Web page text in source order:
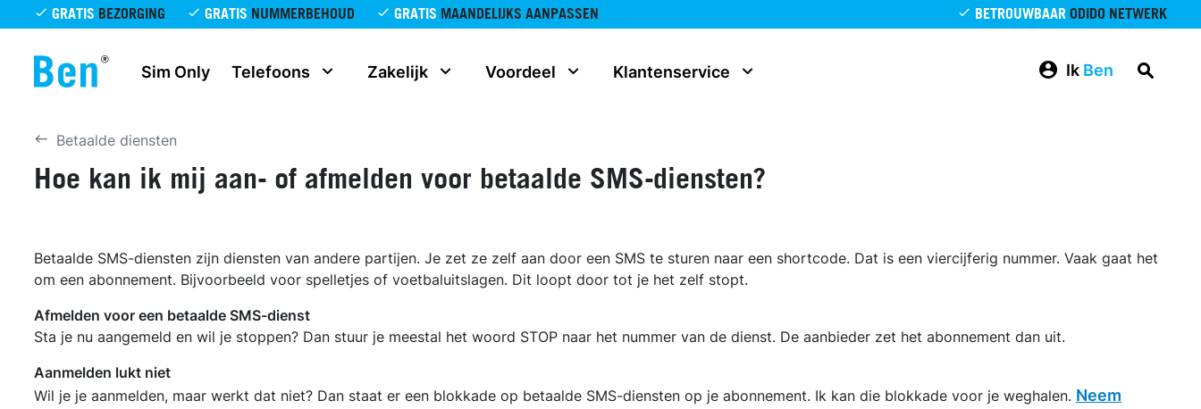
Overslaan en naar de inhoud gaan
GRATIS BEZORGING GRATIS NUMMERBEHOUD GRATIS MAANDELIJKS AANPASSEN BETROUWBAAR ODIDO NETWERK
Sim Only Telefoons Zakelijk Voordeel Klantenservice Ik Ben
Betaalde diensten
Hoe kan ik mij aan- of afmelden voor betaalde SMS-diensten?
Betaalde SMS-diensten zijn diensten van andere partijen. Je zet ze zelf aan door een SMS te sturen naar een shortcode. Dat is een viercijferig nummer. Vaak gaat het
om een abonnement. Bijvoorbeeld voor spelletjes of voetbaluitslagen. Dit loopt door tot je het zelf stopt.
Afmelden voor een betaalde SMS-dienst
Sta je nu aangemeld en wil je stoppen? Dan stuur je meestal het woord STOP naar het nummer van de dienst. De aanbieder zet het abonnement dan uit.
Aanmelden lukt niet
Wil je je aanmelden, maar werkt dat niet? Dan staat er een blokkade op betaalde SMS-diensten op je abonnement. Ik kan die blokkade voor je weghalen. Neem